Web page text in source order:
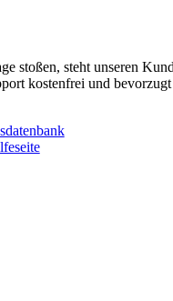
stoßen, steht unseren
kostenfrei und bevorzugt